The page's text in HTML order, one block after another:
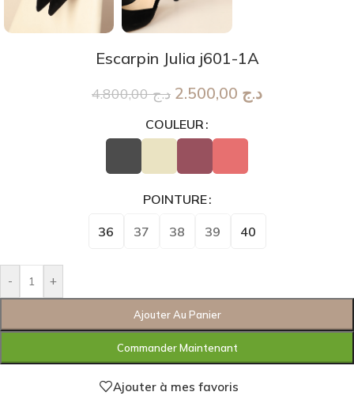
Escarpin Julia j601-1A
د.ج4.800,00 د.ج
COULEUR
POINTURE
36 37 38 39 40
- +
Ajouter Au Panier
Commander Maintenant
Ajouter à mes favoris